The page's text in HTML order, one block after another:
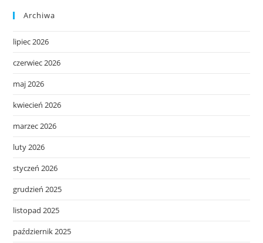
Archiwa
lipiec 2026
czerwiec 2026
maj 2026
kwiecień 2026
marzec 2026
luty 2026
styczeń 2026
grudzień 2025
listopad 2025
październik 2025